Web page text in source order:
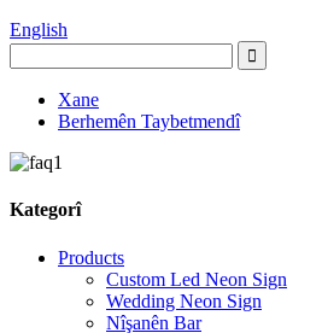
English
Xane
Berhemên Taybetmendî
Kategorî
Products
Custom Led Neon Sign
Wedding Neon Sign
Nîşanên Bar